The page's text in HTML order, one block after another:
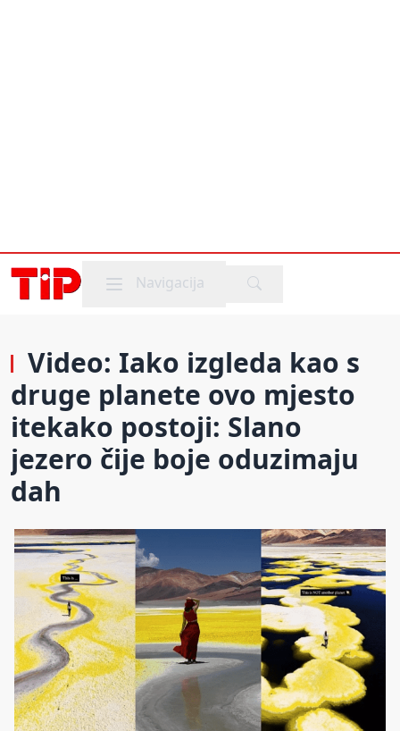
Mobile menu
Navigacija
Video: Iako izgleda kao s
druge planete ovo mjesto
itekako postoji: Slano
jezero čije boje oduzimaju
dah